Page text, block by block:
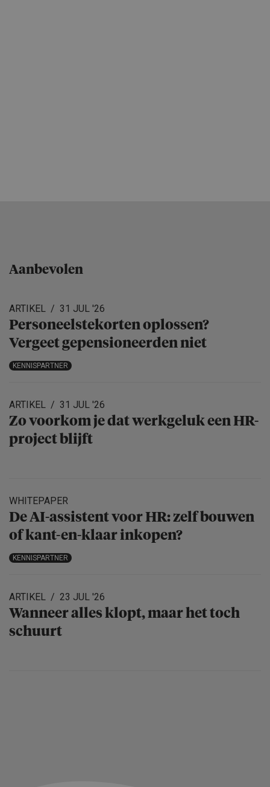
Aanbevolen
ARTIKEL 31 JUL '26
Personeels­te­korten oplossen?
Vergeet gepensio­neerden niet
KENNISPARTNER
ARTIKEL 31 JUL '26
Zo voorkom je dat werkgeluk een HR-
project blijft
WHITEPAPER
De AI-assistent voor HR: zelf bouwen
of kant-en-klaar inkopen?
KENNISPARTNER
ARTIKEL 23 JUL '26
Wanneer alles klopt, maar het toch
schuurt